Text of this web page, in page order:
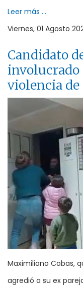
Leer más ...
Viernes, 01 Agosto
Candidato
involucrado
violencia de
Maximiliano Cobas,
agredió a su ex